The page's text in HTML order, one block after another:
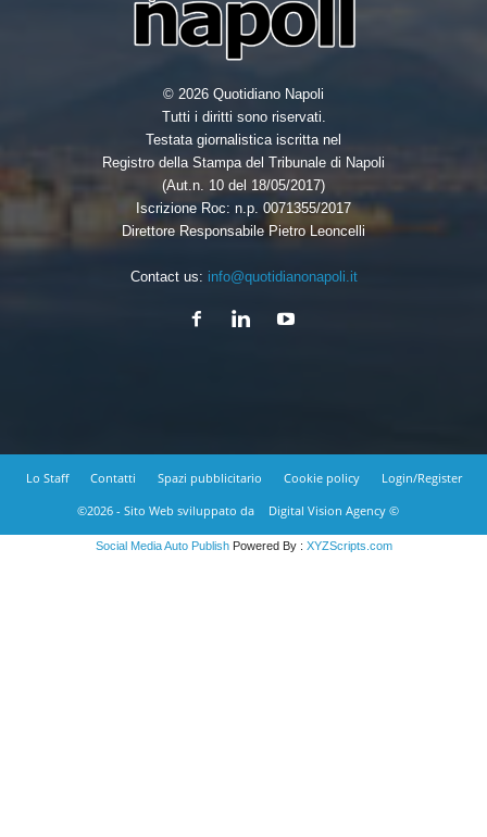
© 2026 Quotidiano Napoli
Tutti i diritti sono riservati.
Testata giornalistica iscritta nel
Registro della Stampa del Tribunale di Napoli
(Aut.n. 10 del 18/05/2017)
Iscrizione Roc: n.p. 0071355/2017
Direttore Responsabile Pietro Leoncelli
Contact us: info@quotidianonapoli.it
Lo Staff Contatti Spazi pubblicitario Cookie policy
Login/Register
©2026 - Sito Web sviluppato da
Digital Vision Agency ©
Social Media Auto PublishPowered By : XYZScripts.com